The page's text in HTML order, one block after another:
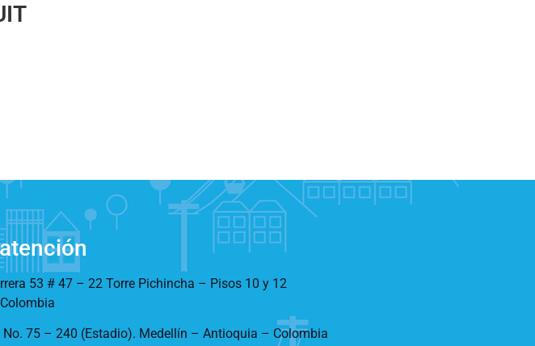
53 # 47 – 22 Torre Pichincha – Pisos 10 y 12
No. 75 – 240 (Estadio). Medellín – Antioquia – Colombia